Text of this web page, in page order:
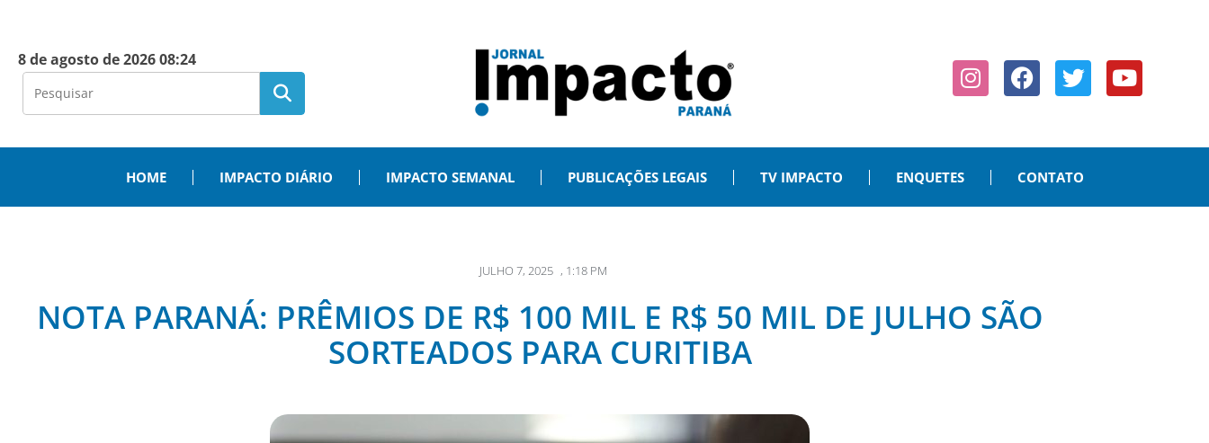
8 de agosto de 2026 08:24
HOME IMPACTO DIÁRIO IMPACTO SEMANAL PUBLICAÇÕES LEGAIS TV IMPACTO ENQUETES CONTATO
JULHO 7, 2025 , 1:18 PM
NOTA PARANÁ: PRÊMIOS DE R$ 100 MIL E R$ 50 MIL DE JULHO SÃO
SORTEADOS PARA CURITIBA